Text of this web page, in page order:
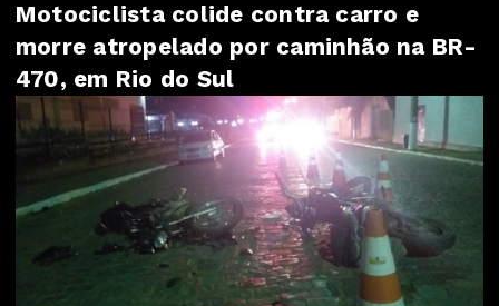
Motociclista colide contra carro e
morre atropelado por caminhão na BR-
470, em Rio do Sul